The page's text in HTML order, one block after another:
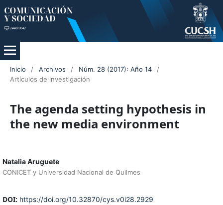
Inicio / Archivos / Núm. 28 (2017): Año 14
/
Artículos de investigación
The agenda setting hypothesis in
the new media environment
Natalia Aruguete
CONICET y Universidad Nacional de Quilmes
DOI: https://doi.org/10.32870/cys.v0i28.2929